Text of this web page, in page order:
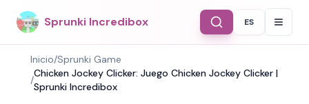
Sprunki Incredibox Select
ES
Inicio/Sprunki Game
/
Chicken Jockey Clicker: Juego Chicken Jockey Clicker |
Sprunki Incredibox